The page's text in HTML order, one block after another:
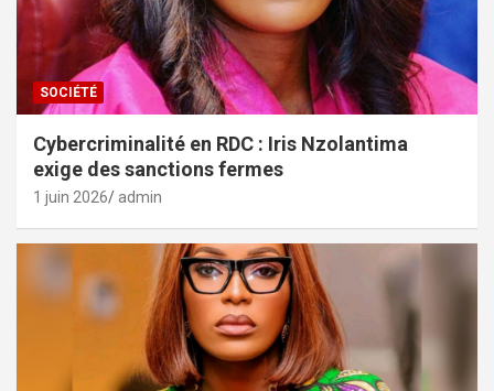
SOCIÉTÉ
Cybercriminalité en RDC : Iris Nzolantima
exige des sanctions fermes
1 juin 2026 admin